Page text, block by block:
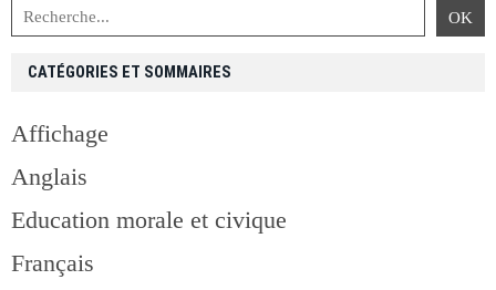
CATÉGORIES ET SOMMAIRES
Affichage
Anglais
Education morale et civique
Français